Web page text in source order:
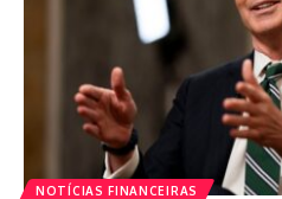
NOTÍCIAS FINANCEIRAS